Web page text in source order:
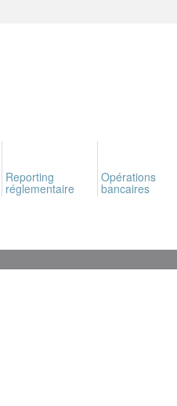
Reporting
réglementaire
Opérations
bancaires